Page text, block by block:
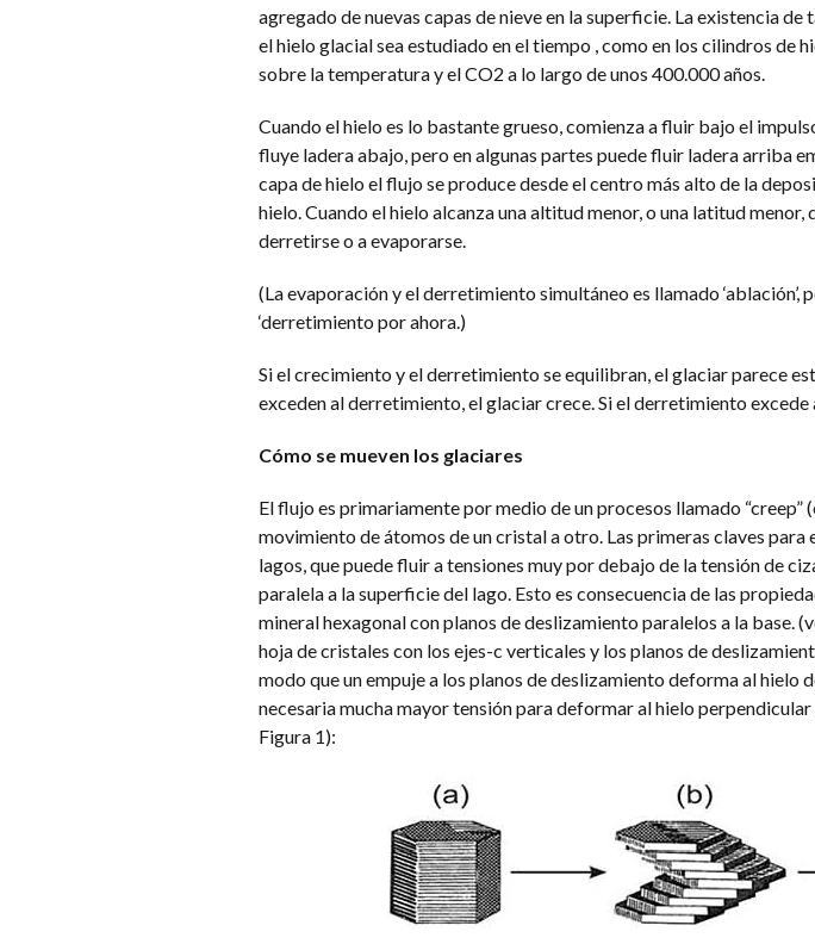
agregado de nuevas capas de nieve en la superficie. La existencia
el hielo glacial sea estudiado en el tiempo , como en los cilindros de
sobre la temperatura y el CO2 a lo largo de unos 400.000 años.
Cuando el hielo es lo bastante grueso, comienza a fluir bajo el
fluye ladera abajo, pero en algunas partes puede fluir ladera arriba
capa de hielo el flujo se produce desde el centro más alto de la
hielo. Cuando el hielo alcanza una altitud menor, o una latitud
derretirse o a evaporarse.
(La evaporación y el derretimiento simultáneo es llamado
‘derretimiento por ahora.)
Si el crecimiento y el derretimiento se equilibran, el glaciar parece
exceden al derretimiento, el glaciar crece. Si el derretimiento
Cómo se mueven los glaciares
El flujo es primariamente por medio de un procesos llamado “creep”
movimiento de átomos de un cristal a otro. Las primeras claves
lagos, que puede fluir a tensiones muy por debajo de la tensión de
paralela a la superficie del lago. Esto es consecuencia de las
mineral hexagonal con planos de deslizamiento paralelos a la base.
hoja de cristales con los ejes-c verticales y los planos de
modo que un empuje a los planos de deslizamiento deforma al hielo
necesaria mucha mayor tensión para deformar al hielo
Figura 1):